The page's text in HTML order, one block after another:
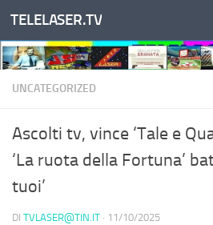
Salta al contenuto
TELELASER.TV
UNCATEGORIZED
Ascolti tv, vince ‘Tale e
‘La ruota della Fortuna’
tuoi’
DI TVLASER@TIN.IT · 11/10/2025